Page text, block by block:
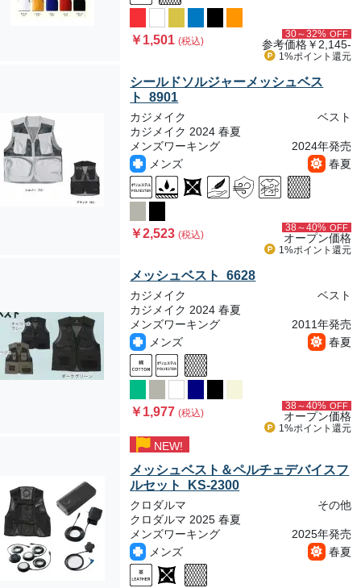
￥1,501(税込)
30～32% OFF
参考価格￥2,145-
1%ポイント 還元
シールドソルジャーメッシュベス
ト 8901
カジメイク
ベスト
カジメイク 2024 春夏
メンズワーキング
2024年発売
メンズ
春夏
￥2,523(税込)
38～40% OFF
オープン価格
1%ポイント 還元
メッシュベスト 6628
カジメイク
ベスト
カジメイク 2024 春夏
メンズワーキング
2011年発売
メンズ
春夏
￥1,977(税込)
38～40% OFF
オープン価格
1%ポイント 還元
NEW!
メッシュベスト＆ペルチェデバイスフ
ルセット KS-2300
クロダルマ
その他
クロダルマ 2025 春夏
メンズワーキング
2025年発売
メンズ
春夏